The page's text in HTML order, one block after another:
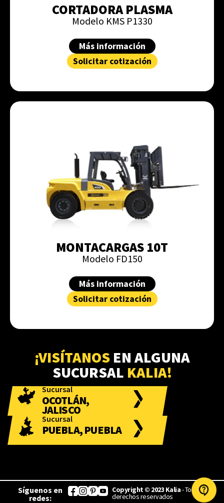
CORTADORA PLASMA
Modelo KMS P1330
Más información
Solicitar cotización
MONTACARGAS 10T
Modelo FD150
Más información
Solicitar cotización
¡VISÍTANOS EN ALGUNA
SUCURSAL KALIA!
Sucursal
PUEBLA, PUEBLA
Sucursal
OCOTLÁN,
JALISCO
Síguenos en
redes:
Copyright © 2023 Kalia- Todos los
derechos reservados